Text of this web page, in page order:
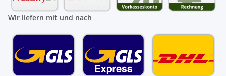
Wir liefern mit und nach